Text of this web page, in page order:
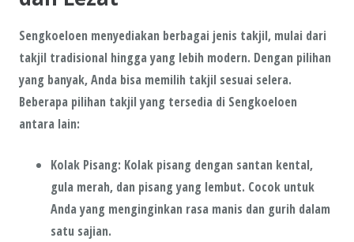
Sengkoeloen menyediakan berbagai jenis takjil, mulai dari
takjil tradisional hingga yang lebih modern. Dengan pilihan
yang banyak, Anda bisa memilih takjil sesuai selera.
Beberapa pilihan takjil yang tersedia di Sengkoeloen
antara lain:
Kolak Pisang: Kolak pisang dengan santan kental,
gula merah, dan pisang yang lembut. Cocok untuk
Anda yang menginginkan rasa manis dan gurih dalam
satu sajian.